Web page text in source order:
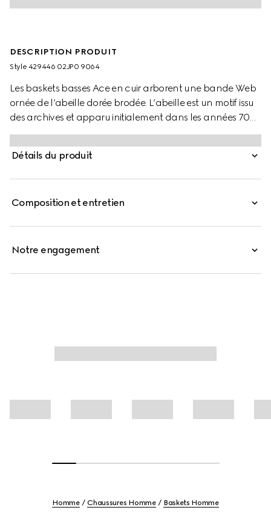
DESCRIPTION PRODUIT
Style ‎429446 02JP0 9064
Les baskets basses Ace en cuir arborent une bande Web
ornée de l’abeille dorée brodée. L’abeille est un motif issu
des archives et apparu initialement dans les années 70
dans les collections de prêt-à-porter Gucci.
Détails du produit
Composition et entretien
Notre engagement
Homme Chaussures Homme Baskets Homme